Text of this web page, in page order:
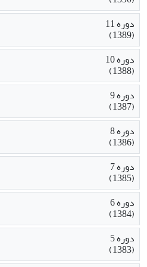
دوره 11
(1389)
دوره 10
(1388)
دوره 9
(1387)
دوره 8
(1386)
دوره 7
(1385)
دوره 6
(1384)
دوره 5
(1383)